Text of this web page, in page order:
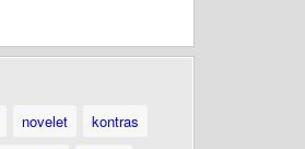
novelet
kontras